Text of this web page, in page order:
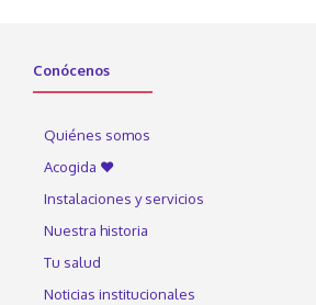
Conócenos
Quiénes somos
Acogida ♥
Instalaciones y servicios
Nuestra historia
Tu salud
Noticias institucionales